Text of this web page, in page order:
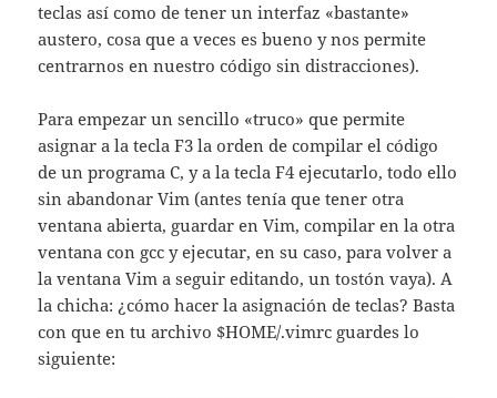
teclas así como de tener un interfaz «bastante»
austero, cosa que a veces es bueno y nos permite
centrarnos en nuestro código sin distracciones).
Para empezar un sencillo «truco» que permite
asignar a la tecla F3 la orden de compilar el código
de un programa C, y a la tecla F4 ejecutarlo, todo ello
sin abandonar Vim (antes tenía que tener otra
ventana abierta, guardar en Vim, compilar en la otra
ventana con gcc y ejecutar, en su caso, para volver a
la ventana Vim a seguir editando, un tostón vaya). A
la chicha: ¿cómo hacer la asignación de teclas? Basta
con que en tu archivo $HOME/.vimrc guardes lo
siguiente: